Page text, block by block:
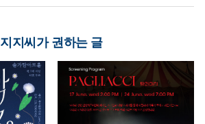
지지씨가 권하는 글